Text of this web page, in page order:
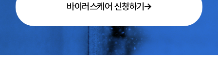
바이러스케어 신청하기